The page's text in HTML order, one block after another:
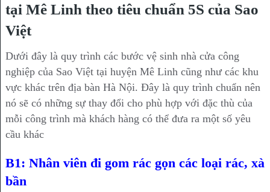
tại Mê Linh theo tiêu chuẩn 5S của Sao
Việt
Dưới đây là quy trình các bước vệ sinh nhà cửa công
nghiệp của Sao Việt tại huyện Mê Linh cũng như các khu
vực khác trên địa bàn Hà Nội. Đây là quy trình chuẩn nên
nó sẽ có những sự thay đổi cho phù hợp với đặc thù của
mỗi công trình mà khách hàng có thể đưa ra một số yêu
cầu khác
B1: Nhân viên đi gom rác gọn các loại rác, xà
bần